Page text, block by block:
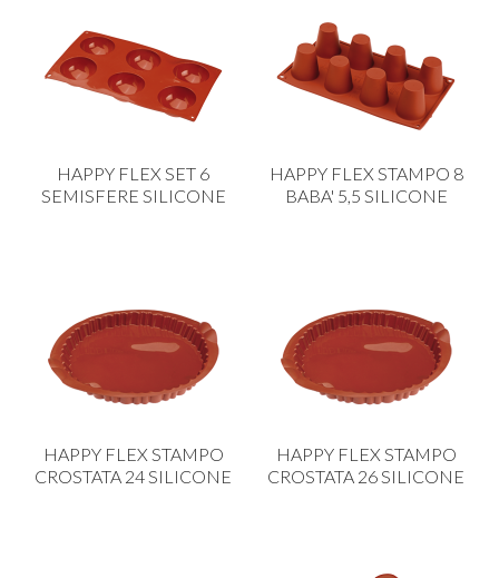
PICCOLI ELETTRODOMESTICI
PLASTICA IN CUCINA
PULIZIA E IGIENE
TENDI E STIRA
TUTTO PER L'OLIO
UTENSILI IN CUCINA
HAPPY FLEX SET 6
SEMISFERE SILICONE
HAPPY FLEX STAMPO 8
BABA' 5,5 SILICONE
HAPPY FLEX STAMPO
CROSTATA 24 SILICONE
HAPPY FLEX STAMPO
CROSTATA 26 SILICONE